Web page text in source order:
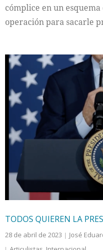
cómplice en un
operación para sacarle
TODOS QUIEREN LA
28 de abril de 2023
José